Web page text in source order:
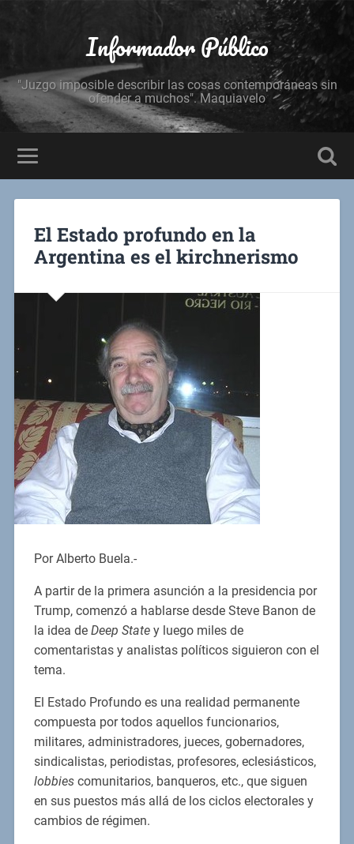
Informador Público
"Juzgo imposible describir las cosas contemporáneas sin
ofender a muchos". Maquiavelo
El Estado profundo en la
Argentina es el kirchnerismo
Por Alberto Buela.-
A partir de la primera asunción a la presidencia por
Trump, comenzó a hablarse desde Steve Banon de
la idea de Deep Statey luego miles de
comentaristas y analistas políticos siguieron con el
tema.
El Estado Profundo es una realidad permanente
compuesta por todos aquellos funcionarios,
militares, administradores, jueces, gobernadores,
sindicalistas, periodistas, profesores, eclesiásticos,
lobbies comunitarios, banqueros, etc., que siguen
en sus puestos más allá de los ciclos electorales y
cambios de régimen.